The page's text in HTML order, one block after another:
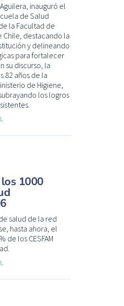
inauguró el
de Salud
la Facultad de
Chile, destacando la
y delineando
para fortalecer
su discurso, la
82 años de la
de Higiene,
los logros
1000
salud de la red
hasta ahora, el
de los CESFAM